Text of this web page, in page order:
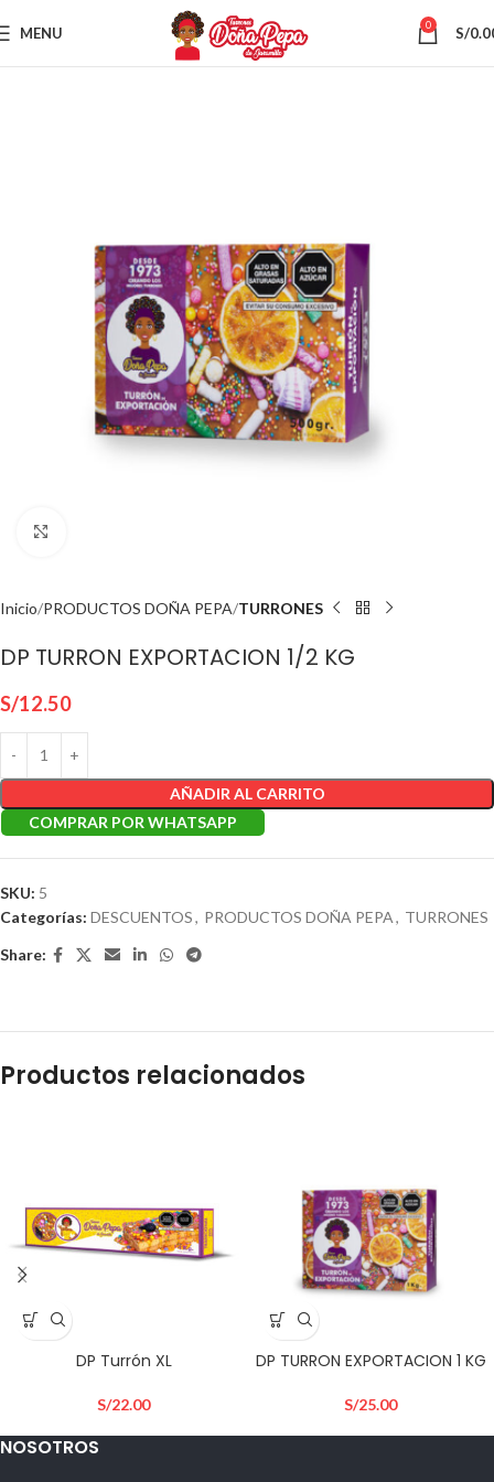
MENU 0 S/
Inicio PRODUCTOS DOÑA PEPA TURRONES
DP TURRON EXPORTACION 1/2 KG
S/12.50
AÑADIR AL CARRITO
COMPRAR POR WHATSAPP
SKU: 5
Categorías: DESCUENTOS, PRODUCTOS DOÑA PEPA, TURRONES
Share:
Productos relacionados
DP Turrón XL
S/22.00
DP TURRON EXPORTACION 1 KG
S/25.00
NOSOTROS